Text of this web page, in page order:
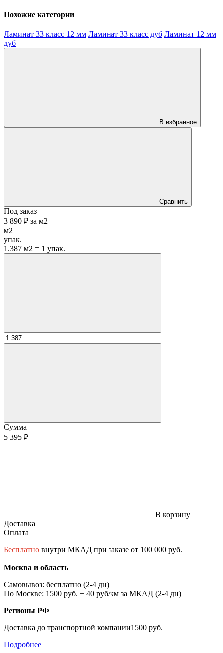
Похожие категории
Ламинат 33 класс 12 мм Ламинат 33 класс дуб Ламинат 12 мм
дуб
В избранное
Сравнить
Под заказ
3 890 ₽ за м2
м2
упак.
1.387 м2 = 1 упак.
Сумма
5 395 ₽
В корзину
Доставка
Оплата
Бесплатно внутри МКАД при заказе от 100 000 руб.
Москва и область
Самовывоз: бесплатно (2-4 дн)
По Москве: 1500 руб. + 40 руб/км за МКАД (2-4 дн)
Регионы РФ
Доставка до транспортной компании1500 руб.
Подробнее